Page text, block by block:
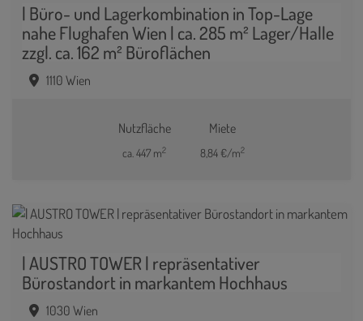
| Büro- und Lagerkombination in Top-Lage
nahe Flughafen Wien | ca. 285 m² Lager/Halle
zzgl. ca. 162 m² Büroflächen
1110 Wien
Nutzfläche
ca. 447 m2
Miete
8,84 €/m2
| AUSTRO TOWER | repräsentativer
Bürostandort in markantem Hochhaus
1030 Wien